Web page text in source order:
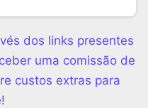
dos links presentes
uma comissão de
custos extras para